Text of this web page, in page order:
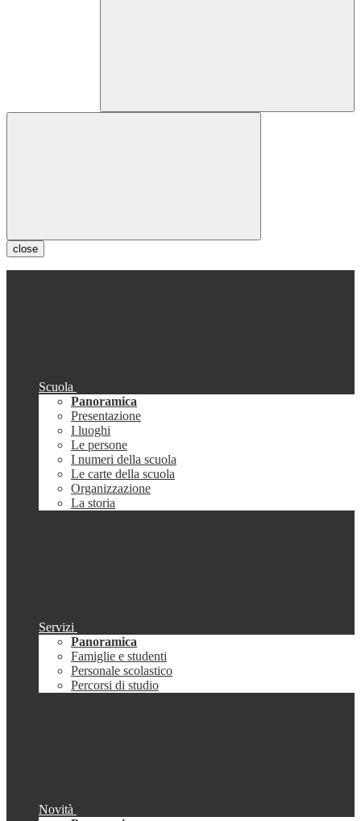
close
Scuola
Panoramica
Presentazione
I luoghi
Le persone
I numeri della scuola
Le carte della scuola
Organizzazione
La storia
Servizi
Panoramica
Famiglie e studenti
Personale scolastico
Percorsi di studio
Novità